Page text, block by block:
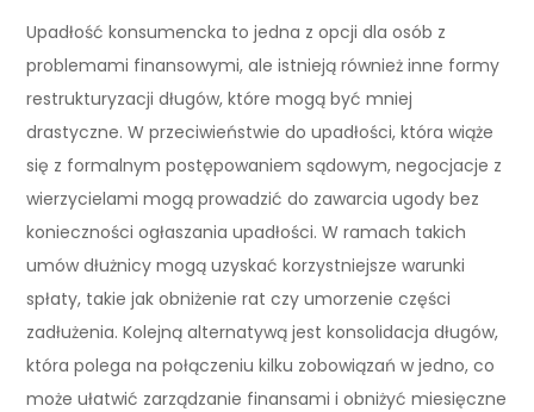
Upadłość konsumencka to jedna z opcji dla osób z
problemami finansowymi, ale istnieją również inne formy
restrukturyzacji długów, które mogą być mniej
drastyczne. W przeciwieństwie do upadłości, która wiąże
się z formalnym postępowaniem sądowym, negocjacje z
wierzycielami mogą prowadzić do zawarcia ugody bez
konieczności ogłaszania upadłości. W ramach takich
umów dłużnicy mogą uzyskać korzystniejsze warunki
spłaty, takie jak obniżenie rat czy umorzenie części
zadłużenia. Kolejną alternatywą jest konsolidacja długów,
która polega na połączeniu kilku zobowiązań w jedno, co
może ułatwić zarządzanie finansami i obniżyć miesięczne